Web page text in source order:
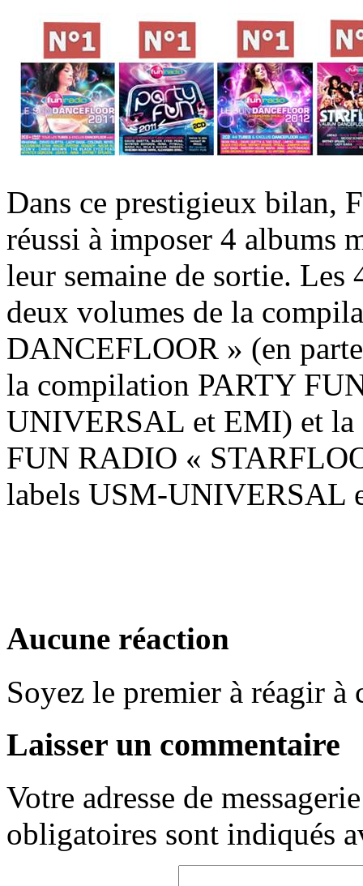
Dans ce prestigieux bilan,
réussi à imposer 4 albums
leur semaine de sortie. Les
deux volumes de la
DANCEFLOOR » (en
la compilation PARTY
UNIVERSAL et EMI) et la
FUN RADIO «
labels USM-UNIVERSAL
Aucune réaction
Soyez le premier à réagir à
Laisser un commentaire
Votre adresse de
obligatoires sont indiqués